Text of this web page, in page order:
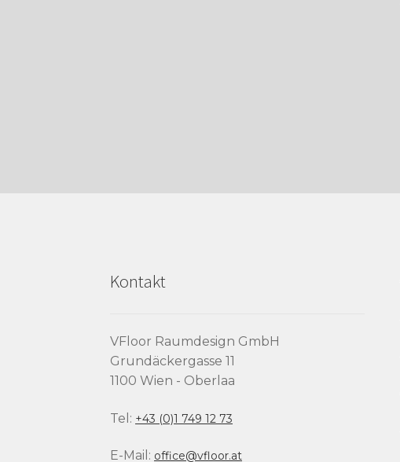
Kontakt
VFloor Raumdesign GmbH
Grundäckergasse 11
1100 Wien - Oberlaa
Tel: +43 (0)1 749 12 73
E-Mail: office@vfloor.at